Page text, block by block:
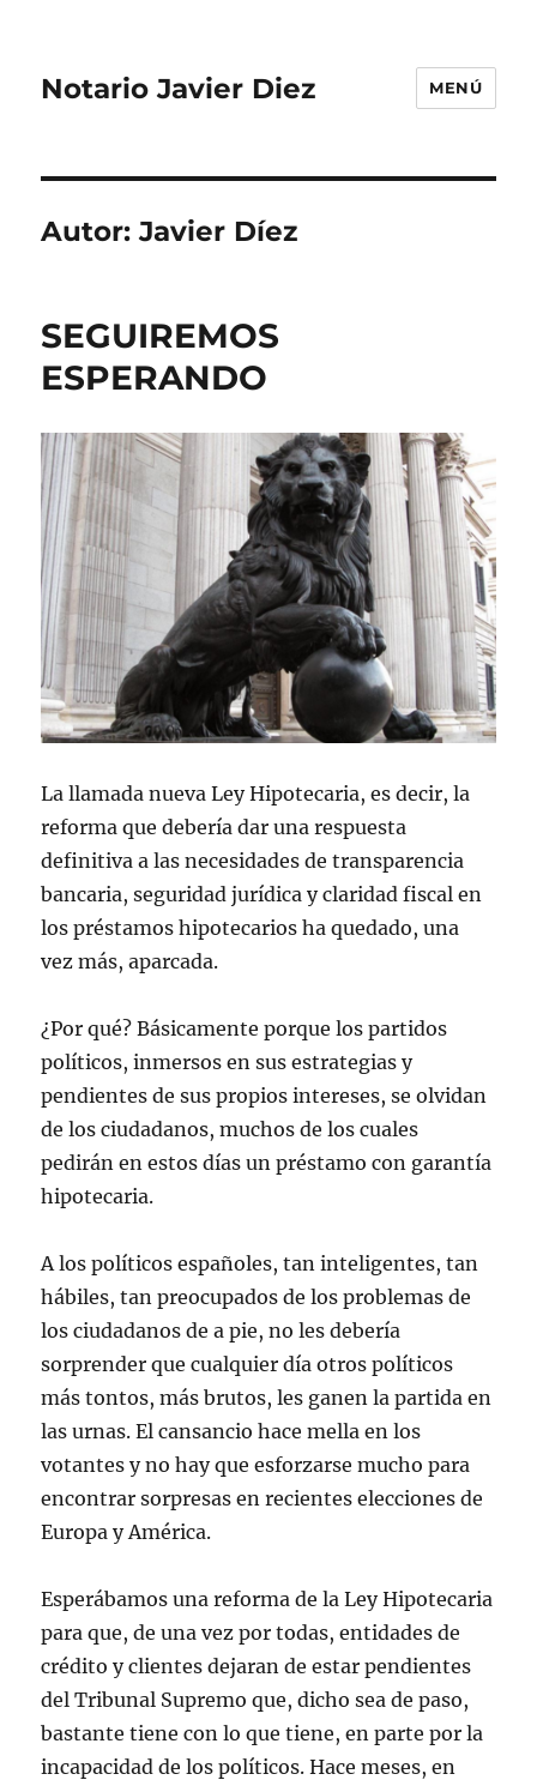
Notario Javier Diez MENÚ
Autor:Javier Díez
SEGUIREMOS
ESPERANDO
La llamada nueva Ley Hipotecaria, es decir, la
reforma que debería dar una respuesta
definitiva a las necesidades de transparencia
bancaria, seguridad jurídica y claridad fiscal en
los préstamos hipotecarios ha quedado, una
vez más, aparcada.
¿Por qué? Básicamente porque los partidos
políticos, inmersos en sus estrategias y
pendientes de sus propios intereses, se olvidan
de los ciudadanos, muchos de los cuales
pedirán en estos días un préstamo con garantía
hipotecaria.
A los políticos españoles, tan inteligentes, tan
hábiles, tan preocupados de los problemas de
los ciudadanos de a pie, no les debería
sorprender que cualquier día otros políticos
más tontos, más brutos, les ganen la partida en
las urnas. El cansancio hace mella en los
votantes y no hay que esforzarse mucho para
encontrar sorpresas en recientes elecciones de
Europa y América.
Esperábamos una reforma de la Ley Hipotecaria
para que, de una vez por todas, entidades de
crédito y clientes dejaran de estar pendientes
del Tribunal Supremo que, dicho sea de paso,
bastante tiene con lo que tiene, en parte por la
incapacidad de los políticos. Hace meses, en